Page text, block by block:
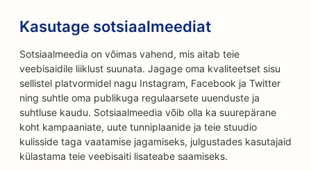
Kasutage sotsiaalmeediat
Sotsiaalmeedia on võimas vahend, mis aitab teie
veebisaidile liiklust suunata. Jagage oma kvaliteetset sisu
sellistel platvormidel nagu Instagram, Facebook ja Twitter
ning suhtle oma publikuga regulaarsete uuenduste ja
suhtluse kaudu. Sotsiaalmeedia võib olla ka suurepärane
koht kampaaniate, uute tunniplaanide ja teie stuudio
kulisside taga vaatamise jagamiseks, julgustades kasutajaid
külastama teie veebisaiti lisateabe saamiseks.